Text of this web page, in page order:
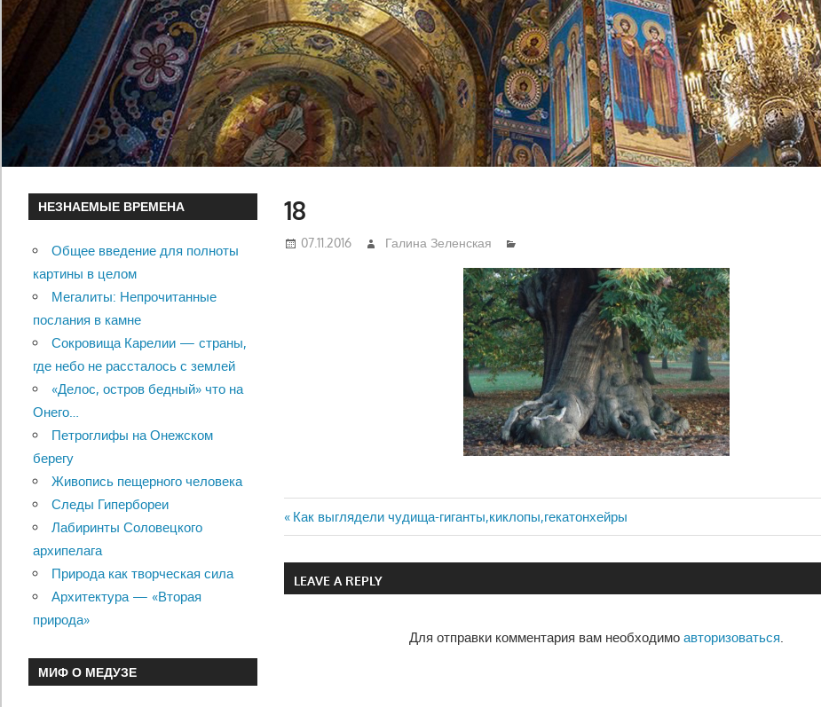
18
07.11.2016 Галина Зеленская
Навигация
по
Previous
Post:
Как выглядели чудища-гиганты,киклопы,гекатонхейры
LEAVE A REPLY
Для отправки комментария вам необходимо авторизоваться.
НЕЗНАЕМЫЕ ВРЕМЕНА
Общее введение для полноты
картины в целом
Мегалиты: Непрочитанные
послания в камне
Сокровища Карелии — страны,
где небо не рассталось с землей
«Делос, остров бедный» что на
Онего…
Петроглифы на Онежском
берегу
Живопись пещерного человека
Следы Гипербореи
Лабиринты Соловецкого
архипелага
Природа как творческая сила
Архитектура — «Вторая
природа»
МИФ О МЕДУЗЕ